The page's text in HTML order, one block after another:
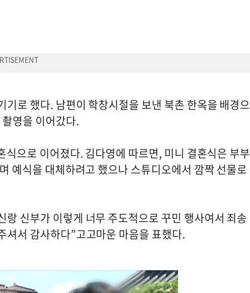
로 했다. 남편이 학창시절을 보낸 북촌 한옥을 배경으
영을 이어갔다.
으로 이어졌다. 김다영에 따르면, 미니 결혼식은 부부
예식을 대체하려고 했으나 스튜디오에서 깜짝 선물로
신부가 이렇게 너무 주도적으로 꾸민 행사여서 죄송
셔서 감사하다”고고마운 마음을 표했다.